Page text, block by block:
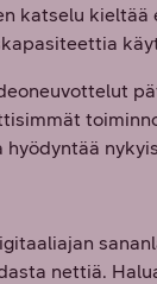
katselu kieltää
nettiä.